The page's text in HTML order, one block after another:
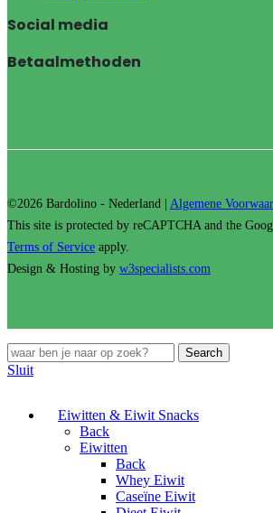
Social media
Betaalmethoden
©2026 Bardolino - Nederland | Algemene
This site is protected by reCAPTCHA and the
Terms of Service apply.
Design & Hosting by w3specialists.com
Search
Sluit
Eiwitten & Eiwit Snacks
Back
Eiwitten
Back
Whey Eiwit
Caseïne Eiwit